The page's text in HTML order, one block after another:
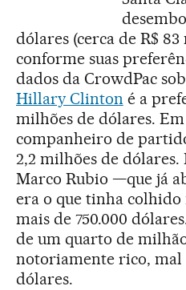
dólares (cerca de R$
conforme suas
dados da CrowdPac
Hillary Clinton é a
milhões de dólares.
companheiro de
2,2 milhões de
Marco Rubio —que já
era o que tinha colhido
mais de 750.000
de um quarto de
notoriamente rico, mal
dólares.